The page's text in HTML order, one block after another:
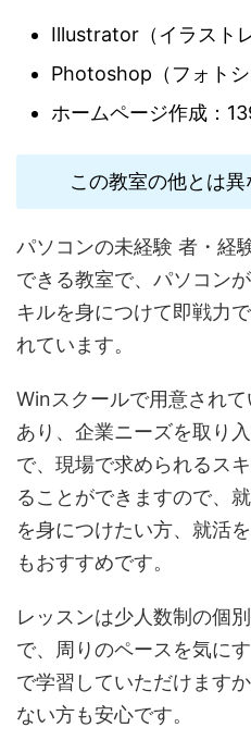
Illustrator（イラスト
Photoshop（フォト
ホームページ作成：
この教室の他とは異
パソコンの未経験 者・経
できる教室で、パソコン
キルを身につけて即戦力
れています。
Winスクールで用意され
あり、企業ニーズを取り
で、現場で求められるス
ることができますので、
を身につけたい方、就活
もおすすめです。
レッスンは少人数制の個
で、周りのペースを気に
で学習していただけます
ない方も安心です。